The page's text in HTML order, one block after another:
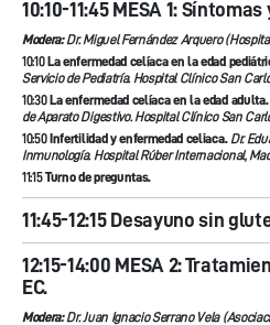
10:10-11:45 MESA 1:
Modera:Dr. Miguel Fernández Arquero
10:10 La enfermedad celíaca en la edad
Servicio de Pediatría. Hospital Clínico San
10:30 La enfermedad celíaca en la edad adulta.
de Aparato Digestivo. Hospital Clínico San
10:50 Infertilidad y enfermedad celiaca. Dr.
Inmunología. Hospital Rúber Internacional,
11:15Turno de preguntas.
11:45-12:15 Desayuno sin
12:15-14:00 MESA 2:
EC.
Modera:Dr. Juan Ignacio Serrano Vela